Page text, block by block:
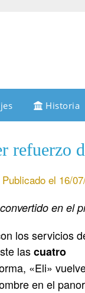
Historia
refuerzo
Publicado el 16/
en el
los servicios
lascuatro
«Eli»
en el